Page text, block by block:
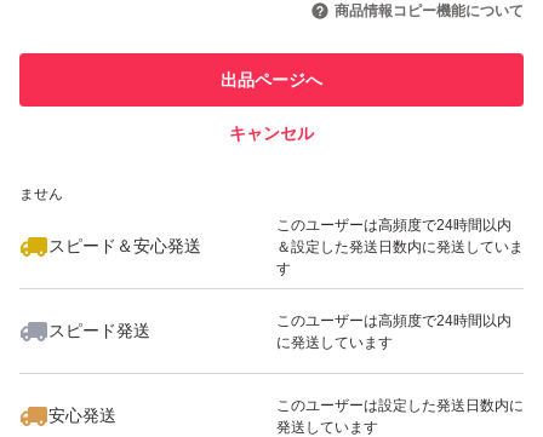
での取引実績があります
ません
スピード＆安心発送
このユーザーは高頻度で24時間以内
＆設定した発送日数内に発送していま
す
スピード発送
このユーザーは高頻度で24時間以内
に発送しています
安心発送
このユーザーは設定した発送日数内に
発送しています
商品情報コピー機能について
出品ページへ
キャンセル
いいね！
1,350